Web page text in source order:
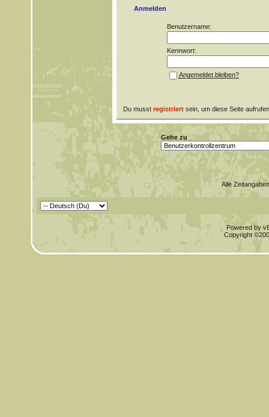
Anmelden
Benutzername:
Kennwort:
Angemeldet bleiben?
Du musst registriertsein, um diese Seite
Gehe zu
Alle
Powered by
Copyright